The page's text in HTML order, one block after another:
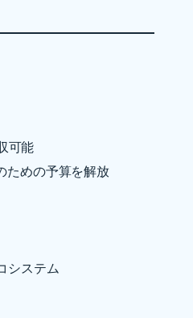
可能
ための予算を解放
システム